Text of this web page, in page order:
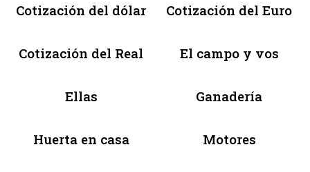
Cotización del dólar Cotización del Euro
Cotización del Real El campo y vos
Ellas Ganadería
Huerta en casa Motores